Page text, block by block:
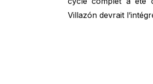
Villazón devrait